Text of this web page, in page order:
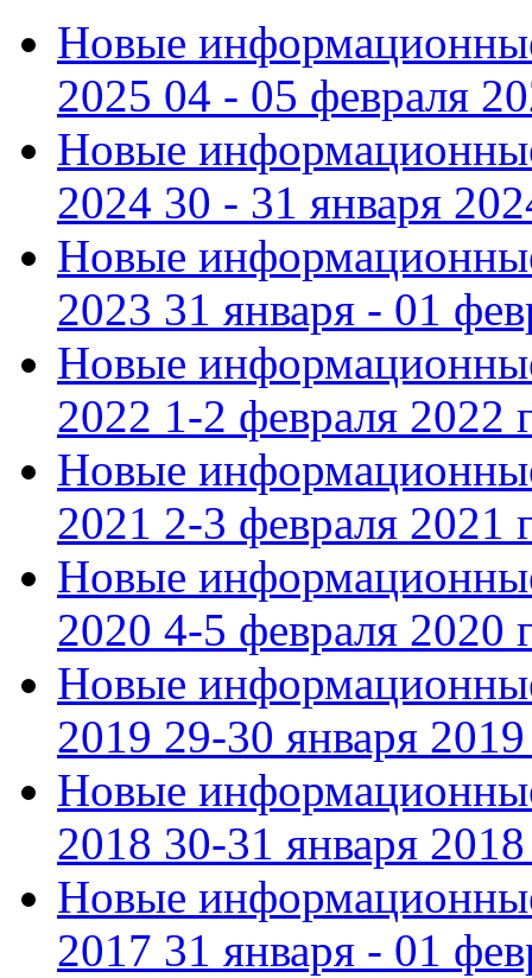
Новые
2025 04 - 05 февраля
Новые
2024 30 - 31 января
Новые
2023 31 января - 01
Новые
2022 1-2 февраля 2022
Новые
2021 2-3 февраля 2021
Новые
2020 4-5 февраля 2020
Новые
2019 29-30 января 2019
Новые
2018 30-31 января 2018
Новые
2017 31 января - 01